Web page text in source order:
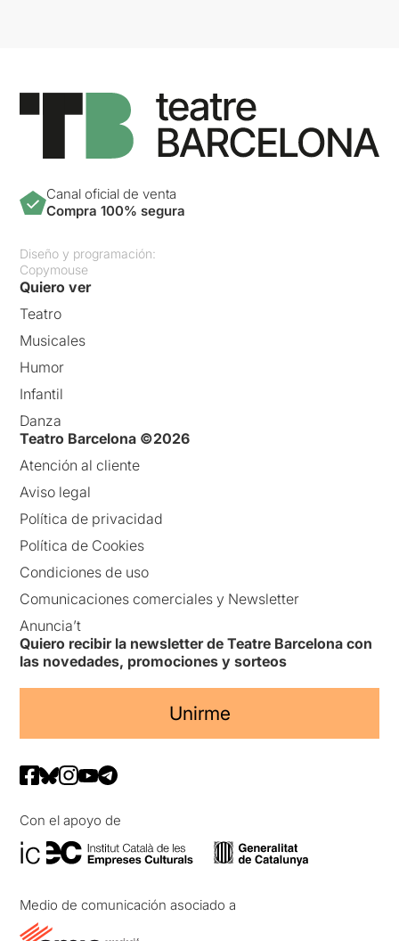
Canal oficial de venta
Compra 100% segura
Diseño y programación:
Copymouse
Quiero ver
Teatro
Musicales
Humor
Infantil
Danza
Teatro Barcelona ©2026
Atención al cliente
Aviso legal
Política de privacidad
Política de Cookies
Condiciones de uso
Comunicaciones comerciales y Newsletter
Anuncia’t
Quiero recibir la newsletter de Teatre Barcelona con
las novedades, promociones y sorteos
Unirme
Con el apoyo de
Medio de comunicación asociado a